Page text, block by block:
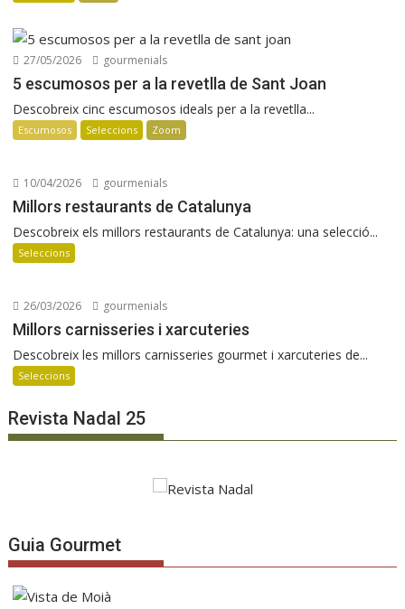
27/05/2026 gourmenials
5 escumosos per a la revetlla de Sant Joan
Descobreix cinc escumosos ideals per a la revetlla...
Escumosos Seleccions Zoom
10/04/2026 gourmenials
Millors restaurants de Catalunya
Descobreix els millors restaurants de Catalunya: una selecció...
Seleccions
26/03/2026 gourmenials
Millors carnisseries i xarcuteries
Descobreix les millors carnisseries gourmet i xarcuteries de...
Seleccions
Revista Nadal 25
Guia Gourmet